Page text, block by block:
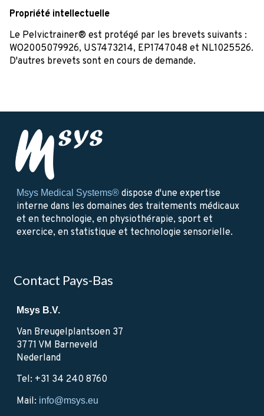
Propriété intellectuelle
Le Pelvictrainer® est protégé par les brevets suivants :
WO2005079926, US7473214, EP1747048 et NL1025526.
D'autres brevets sont en cours de demande.
Msys Medical Systems® dispose d'une expertise
interne dans les domaines des traitements médicaux
et en technologie, en physiothérapie, sport et
exercice, en statistique et technologie sensorielle.
Contact Pays-Bas
Msys B.V.
Van Breugelplantsoen 37
3771 VM Barneveld
Nederland
Tel: +31 34 240 8760
Mail: info@msys.eu